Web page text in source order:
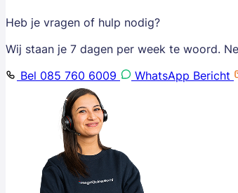
Heb je vragen of hulp nodig?
Wij staan je 7 dagen per week te woord.
Bel 085 760 6009
WhatsApp Bericht